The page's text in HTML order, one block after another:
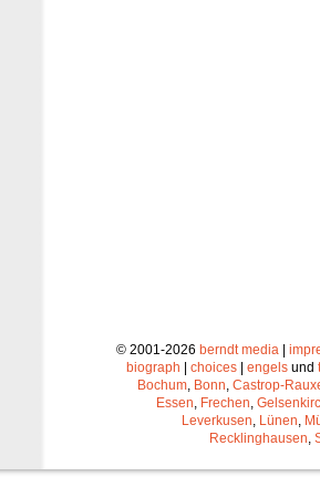
© 2001-2026 berndt media |
biograph | choices | engels und
Bochum Bonn Castrop-
Essen Frechen
Leverkusen Lünen
Recklinghausen